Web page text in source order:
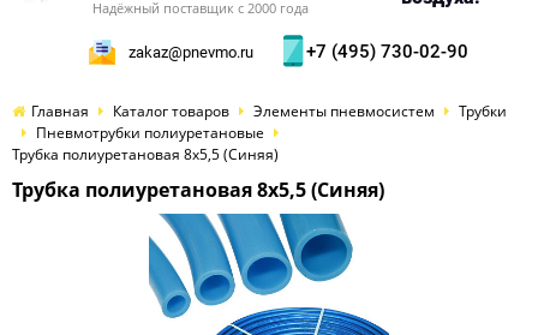
Надёжный поставщик с 2000 года
zakaz@pnevmo.ru +7 (495) 730-02-90
Главная Каталог товаров Элементы пневмосистем
Трубки
Пневмотрубки полиуретановые
Трубка полиуретановая 8х5,5 (Синяя)
Трубка полиуретановая 8х5,5 (Синяя)